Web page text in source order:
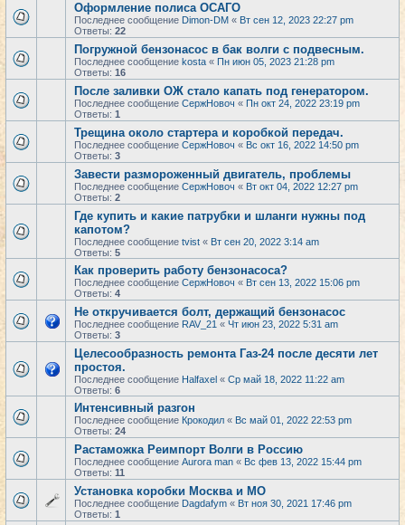
Оформление полиса ОСАГО
Последнее сообщение Dimon-DM « Вт сен 12, 2023 22:27 pm
Ответы: 22
Погружной бензонасос в бак волги с подвесным.
Последнее сообщение kosta « Пн июн 05, 2023 21:28 pm
Ответы: 16
После заливки ОЖ стало капать под генератором.
Последнее сообщение СержНовоч « Пн окт 24, 2022 23:19 pm
Ответы: 1
Трещина около стартера и коробкой передач.
Последнее сообщение СержНовоч « Вс окт 16, 2022 14:50 pm
Ответы: 3
Завести размороженный двигатель, проблемы
Последнее сообщение СержНовоч « Вт окт 04, 2022 12:27 pm
Ответы: 2
Где купить и какие патрубки и шланги нужны под
капотом?
Последнее сообщение tvist « Вт сен 20, 2022 3:14 am
Ответы: 5
Как проверить работу бензонасоса?
Последнее сообщение СержНовоч « Вт сен 13, 2022 15:06 pm
Ответы: 4
Не откручивается болт, держащий бензонасос
Последнее сообщение RAV_21 « Чт июн 23, 2022 5:31 am
Ответы: 3
Целесообразность ремонта Газ-24 после десяти лет
простоя.
Последнее сообщение Halfaxel « Ср май 18, 2022 11:22 am
Ответы: 6
Интенсивный разгон
Последнее сообщение Крокодил « Вс май 01, 2022 22:53 pm
Ответы: 24
Растаможка Реимпорт Волги в Россию
Последнее сообщение Aurora man « Вс фев 13, 2022 15:44 pm
Ответы: 11
Установка коробки Москва и МО
Последнее сообщение Dagdafym « Вт ноя 30, 2021 17:46 pm
Ответы: 1